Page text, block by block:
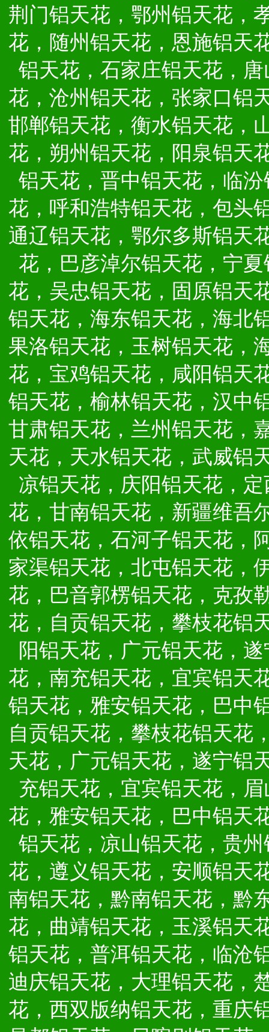
荆门铝天花，鄂州铝天花，
花，随州铝天花，恩施铝天
铝天花，石家庄铝天花，
花，沧州铝天花，张家口铝
邯郸铝天花，衡水铝天花，
花，朔州铝天花，阳泉铝天
铝天花，晋中铝天花，临
花，呼和浩特铝天花，包头
通辽铝天花，鄂尔多斯铝天
花，巴彦淖尔铝天花，宁
花，吴忠铝天花，固原铝天
铝天花，海东铝天花，海北
果洛铝天花，玉树铝天花，
花，宝鸡铝天花，咸阳铝天
铝天花，榆林铝天花，汉中
甘肃铝天花，兰州铝天花，
天花，天水铝天花，武威铝
凉铝天花，庆阳铝天花，
花，甘南铝天花，新疆维吾
依铝天花，石河子铝天花，
家渠铝天花，北屯铝天花，
花，巴音郭楞铝天花，克孜
花，自贡铝天花，攀枝花铝
阳铝天花，广元铝天花，
花，南充铝天花，宜宾铝天
铝天花，雅安铝天花，巴中
自贡铝天花，攀枝花铝天花
天花，广元铝天花，遂宁铝
充铝天花，宜宾铝天花，
花，雅安铝天花，巴中铝天
铝天花，凉山铝天花，贵
花，遵义铝天花，安顺铝天
南铝天花，黔南铝天花，黔
花，曲靖铝天花，玉溪铝天
铝天花，普洱铝天花，临沧
迪庆铝天花，大理铝天花，
花，西双版纳铝天花，重庆